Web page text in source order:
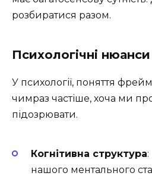
розбиратися разом.
Психологічні
У психології, поняття
чимраз частіше, хоча ми
підозрювати.
Когнітивна структура
нашого ментального